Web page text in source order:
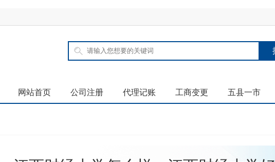
网站首页 公司注册 代理记账 工商变更 五县一市